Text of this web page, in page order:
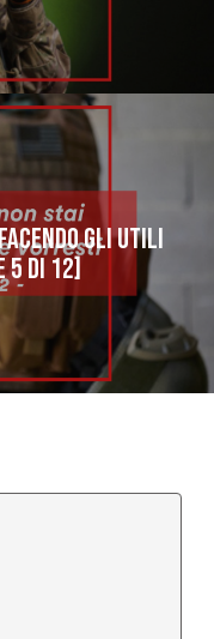
GLI UTILI
5 di 12]